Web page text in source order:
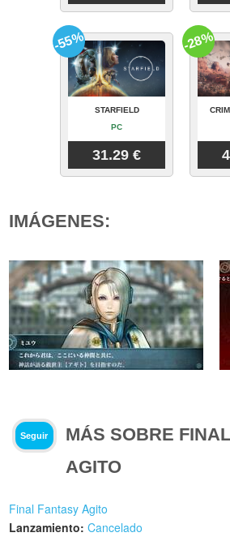
STARFIELD
PC
31.29 €
-55% -28%
IMÁGENES:
Seguir
MÁS SOBRE
AGITO
Final Fantasy Agito
Lanzamiento: Cancelado